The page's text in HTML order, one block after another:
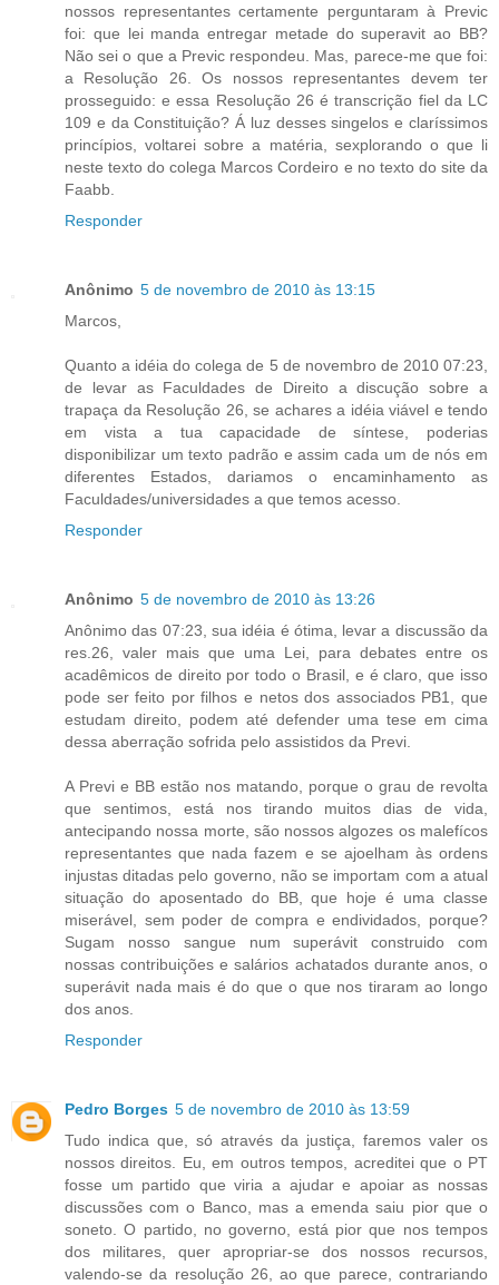
nossos representantes certamente perguntaram à Previc
foi: que lei manda entregar metade do superavit ao BB?
Não sei o que a Previc respondeu. Mas, parece-me que foi:
a Resolução 26. Os nossos representantes devem ter
prosseguido: e essa Resolução 26 é transcrição fiel da LC
109 e da Constituição? Á luz desses singelos e claríssimos
princípios, voltarei sobre a matéria, sexplorando o que li
neste texto do colega Marcos Cordeiro e no texto do site da
Faabb.
Responder
Anônimo 5 de novembro de 2010 às 13:15
Marcos,
Quanto a idéia do colega de 5 de novembro de 2010 07:23,
de levar as Faculdades de Direito a discução sobre a
trapaça da Resolução 26, se achares a idéia viável e tendo
em vista a tua capacidade de síntese, poderias
disponibilizar um texto padrão e assim cada um de nós em
diferentes Estados, dariamos o encaminhamento as
Faculdades/universidades a que temos acesso.
Responder
Anônimo 5 de novembro de 2010 às 13:26
Anônimo das 07:23, sua idéia é ótima, levar a discussão da
res.26, valer mais que uma Lei, para debates entre os
acadêmicos de direito por todo o Brasil, e é claro, que isso
pode ser feito por filhos e netos dos associados PB1, que
estudam direito, podem até defender uma tese em cima
dessa aberração sofrida pelo assistidos da Previ.
A Previ e BB estão nos matando, porque o grau de revolta
que sentimos, está nos tirando muitos dias de vida,
antecipando nossa morte, são nossos algozes os malefícos
representantes que nada fazem e se ajoelham às ordens
injustas ditadas pelo governo, não se importam com a atual
situação do aposentado do BB, que hoje é uma classe
miserável, sem poder de compra e endividados, porque?
Sugam nosso sangue num superávit construido com
nossas contribuições e salários achatados durante anos, o
superávit nada mais é do que o que nos tiraram ao longo
dos anos.
Responder
Pedro Borges 5 de novembro de 2010 às 13:59
Tudo indica que, só através da justiça, faremos valer os
nossos direitos. Eu, em outros tempos, acreditei que o PT
fosse um partido que viria a ajudar e apoiar as nossas
discussões com o Banco, mas a emenda saiu pior que o
soneto. O partido, no governo, está pior que nos tempos
dos militares, quer apropriar-se dos nossos recursos,
valendo-se da resolução 26, ao que parece, contrariando